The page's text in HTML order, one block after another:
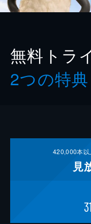
無料トラ
2つの特典
420,000本
見
31